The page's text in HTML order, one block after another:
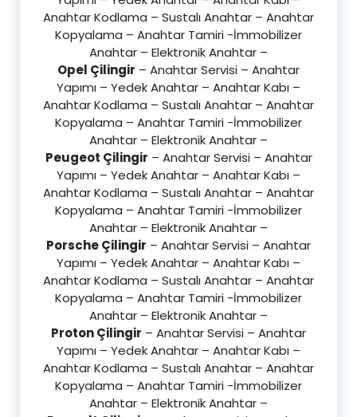
Anahtar Kodlama – Sustalı Anahtar – Anahtar
Kopyalama – Anahtar Tamiri -İmmobilizer
Anahtar – Elektronik Anahtar –
Opel Çilingir – Anahtar Servisi – Anahtar
Yapımı – Yedek Anahtar – Anahtar Kabı –
Anahtar Kodlama – Sustalı Anahtar – Anahtar
Kopyalama – Anahtar Tamiri -İmmobilizer
Anahtar – Elektronik Anahtar –
Peugeot Çilingir – Anahtar Servisi – Anahtar
Yapımı – Yedek Anahtar – Anahtar Kabı –
Anahtar Kodlama – Sustalı Anahtar – Anahtar
Kopyalama – Anahtar Tamiri -İmmobilizer
Anahtar – Elektronik Anahtar –
Porsche Çilingir – Anahtar Servisi – Anahtar
Yapımı – Yedek Anahtar – Anahtar Kabı –
Anahtar Kodlama – Sustalı Anahtar – Anahtar
Kopyalama – Anahtar Tamiri -İmmobilizer
Anahtar – Elektronik Anahtar –
Proton Çilingir – Anahtar Servisi – Anahtar
Yapımı – Yedek Anahtar – Anahtar Kabı –
Anahtar Kodlama – Sustalı Anahtar – Anahtar
Kopyalama – Anahtar Tamiri -İmmobilizer
Anahtar – Elektronik Anahtar –